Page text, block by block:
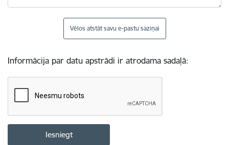
Vēlos atstāt savu e-pastu saziņai
Informācija par datu apstrādi ir atrodama sadaļā: